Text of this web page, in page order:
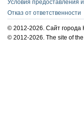
Условия предоставления
Отказ от ответственности
© 2012-2026. Сайт города
© 2012-2026. The site of